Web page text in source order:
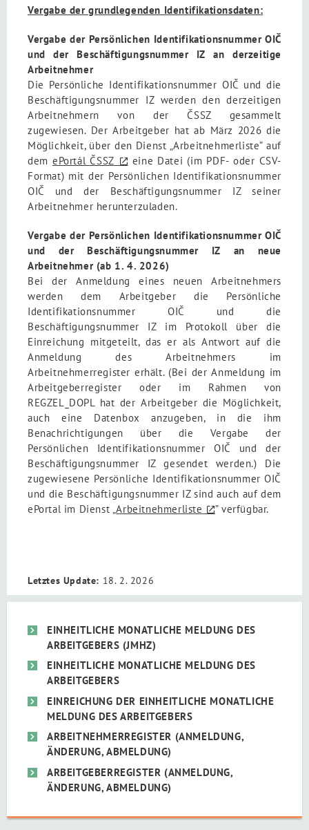
Vergabe der grundlegenden Identifikationsdaten:
Vergabe der Persönlichen Identifikationsnummer OIČ
und der Beschäftigungsnummer IZ an derzeitige
Arbeitnehmer
Die Persönliche Identifikationsnummer OIČ und die
Beschäftigungsnummer IZ werden den derzeitigen
Arbeitnehmern von der ČSSZ gesammelt
zugewiesen. Der Arbeitgeber hat ab März 2026 die
Möglichkeit, über den Dienst „Arbeitnehmerliste” auf
dem ePortál ČSSZ
eine Datei (im PDF- oder CSV-
Format) mit der Persönlichen Identifikationsnummer
OIČ und der Beschäftigungsnummer IZ seiner
Arbeitnehmer herunterzuladen.
Vergabe der Persönlichen Identifikationsnummer OIČ
und der Beschäftigungsnummer IZ an neue
Arbeitnehmer (ab 1. 4. 2026)
Bei der Anmeldung eines neuen Arbeitnehmers
werden dem Arbeitgeber die Persönliche
Identifikationsnummer OIČ und die
Beschäftigungsnummer IZ im Protokoll über die
Einreichung mitgeteilt, das er als Antwort auf die
Anmeldung des Arbeitnehmers im
Arbeitnehmerregister erhält. (Bei der Anmeldung im
Arbeitgeberregister oder im Rahmen von
REGZEL_DOPL hat der Arbeitgeber die Möglichkeit,
auch eine Datenbox anzugeben, in die ihm
Benachrichtigungen über die Vergabe der
Persönlichen Identifikationsnummer OIČ und der
Beschäftigungsnummer IZ gesendet werden.) Die
zugewiesene Persönliche Identifikationsnummer OIČ
und die Beschäftigungsnummer IZ sind auch auf dem
ePortal im Dienst „Arbeitnehmerliste ” verfügbar.
Letztes Update: 18. 2. 2026
EINHEITLICHE MONATLICHE MELDUNG DES
ARBEITGEBERS (JMHZ)
EINHEITLICHE MONATLICHE MELDUNG DES
ARBEITGEBERS
EINREICHUNG DER EINHEITLICHE MONATLICHE
MELDUNG DES ARBEITGEBERS
ARBEITNEHMERREGISTER (ANMELDUNG,
ÄNDERUNG, ABMELDUNG)
ARBEITGEBERREGISTER (ANMELDUNG,
ÄNDERUNG, ABMELDUNG)